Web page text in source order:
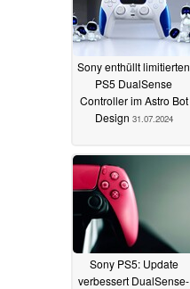
Sony enthüllt limitierten
PS5 DualSense
Controller im Astro Bot
Design 31.07.2024
Sony PS5: Update
verbessert DualSense-